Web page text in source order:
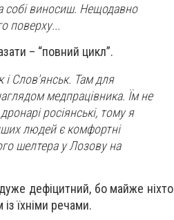
собі виносиш. Нещодавно
поверху...
– “повний цикл”.
Слов'янськ. Там для
медпрацівника. Їм не
росіянські, тому я
людей є комфортні
шелтера у Лозову на
дефіцитний, бо майже ніхто
їхніми речами.